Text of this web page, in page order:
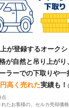
上が登録するオーク
が自然と吊り上がり、
ラーでの下取りや一
高く売れた実績も！
たお客様の、セルカ売却価